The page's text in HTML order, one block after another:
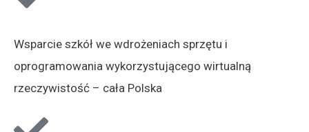
Wsparcie szkół we wdrożeniach sprzętu i
oprogramowania wykorzystującego wirtualną
rzeczywistość – cała Polska